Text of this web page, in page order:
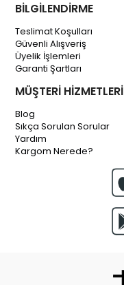
BİLGİLENDİRME
Teslimat Koşulları
Güvenli Alışveriş
Üyelik İşlemleri
Garanti Şartları
MÜŞTERİ HİZMETLERİ
Blog
Sıkça Sorulan Sorular
Yardım
Kargom Nerede?